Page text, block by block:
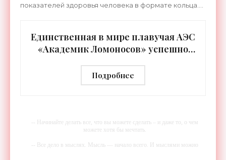
показателей здоровья человека в формате кольца.
Единственная в мире плавучая АЭС
«Академик Ломоносов» успешно
аттестацию - «Технологии»
Подробнее
-- Начинайте делать все, что вы можете сделать – и даже то, о чем
можете хотя бы мечтать.
-- Все дело в мыслях. Мысль — начало всего. И мыслями можно